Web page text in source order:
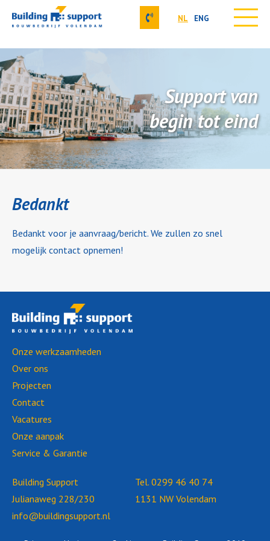
to
content
Over ons
Projecten
Contact
Vacatures
Onze aanpak
NL ENG
Support van
begin tot eind
Bedankt
Bedankt voor je aanvraag/bericht. We zullen zo snel
mogelijk contact opnemen!
Onze werkzaamheden
Over ons
Projecten
Contact
Vacatures
Onze aanpak
Service & Garantie
Building Support Tel. 0299 46 40 74
Julianaweg 228/230
1131 NW Volendam
info@buildingsupport.nl